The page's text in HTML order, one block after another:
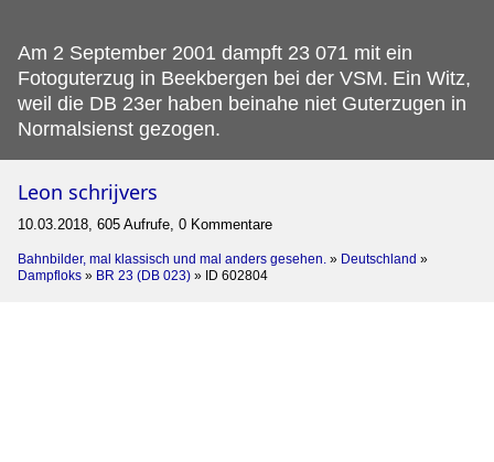
Am 2 September 2001 dampft 23 071 mit ein
Fotoguterzug in Beekbergen bei der VSM. Ein Witz,
weil die DB 23er haben beinahe niet Guterzugen in
Normalsienst gezogen.
Leon schrijvers
10.03.2018, 605 Aufrufe, 0 Kommentare
Bahnbilder, mal klassisch und mal anders gesehen. » Deutschland »
Dampfloks » BR 23 (DB 023) » ID 602804